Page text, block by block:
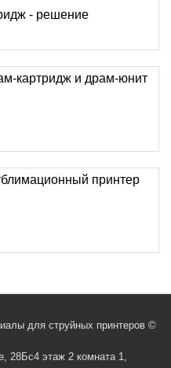
- решение
картридж и драм-юнит
принтер
для струйных принтеров ©
28Бс4 этаж 2 комната 1,